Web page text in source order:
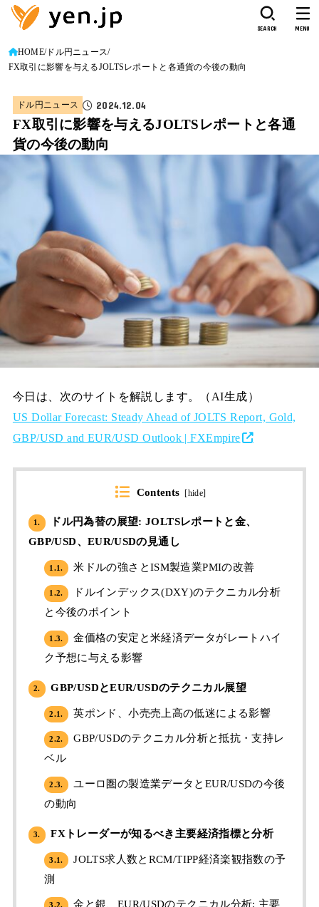
SEARCH MENU
HOME ドル円ニュース
FX取引に影響を与えるJOLTSレポートと各通貨の今後の動向
ドル円ニュース 2024.12.04
FX取引に影響を与えるJOLTSレポートと各通
貨の今後の動向
今日は、次のサイトを解説します。（AI生成）
US Dollar Forecast: Steady Ahead of JOLTS Report, Gold,
GBP/USD and EUR/USD Outlook | FXEmpire
Contents [hide]
1.
ドル円為替の展望: JOLTSレポートと金、
GBP/USD、EUR/USDの見通し
1.1. 米ドルの強さとISM製造業PMIの改善
1.2.
ドルインデックス(DXY)のテクニカル分析
と今後のポイント
1.3.
金価格の安定と米経済データがレートハイ
ク予想に与える影響
2. GBP/USDとEUR/USDのテクニカル展望
2.1. 英ポンド、小売売上高の低迷による影響
2.2.
GBP/USDのテクニカル分析と抵抗・支持レ
ベル
2.3.
ユーロ圏の製造業データとEUR/USDの今後
の動向
3. FXトレーダーが知るべき主要経済指標と分析
3.1.
JOLTS求人数とRCM/TIPP経済楽観指数の予
測
3.2.
金と銀、EUR/USDのテクニカル分析: 主要